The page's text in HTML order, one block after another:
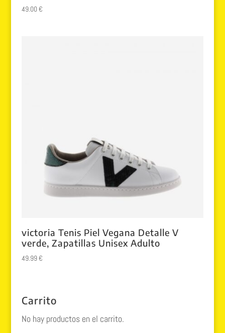
49.00€
victoria Tenis Piel Vegana Detalle V
verde, Zapatillas Unisex Adulto
49.99€
Carrito
No hay productos en el carrito.